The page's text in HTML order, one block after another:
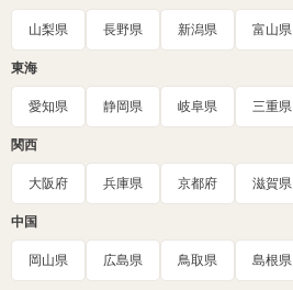
山梨県 長野県 新潟県 富山県
東海
愛知県 静岡県 岐阜県 三重県
関西
大阪府 兵庫県 京都府 滋賀県
中国
岡山県 広島県 鳥取県 島根県